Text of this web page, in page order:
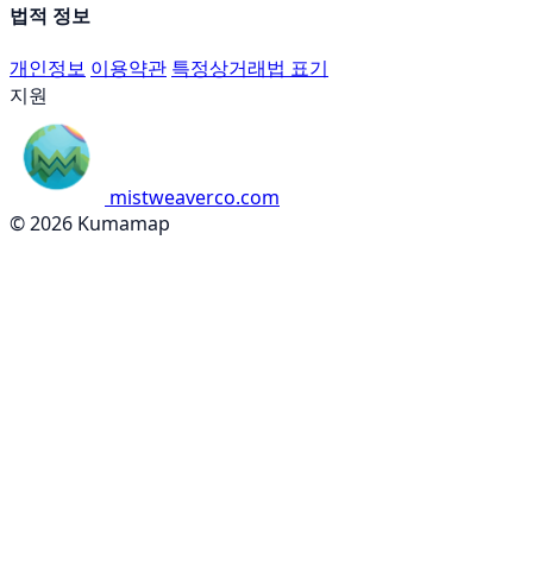
법적 정보
개인정보 이용약관 특정상거래법 표기
지원
mistweaverco.com
© 2026 Kumamap